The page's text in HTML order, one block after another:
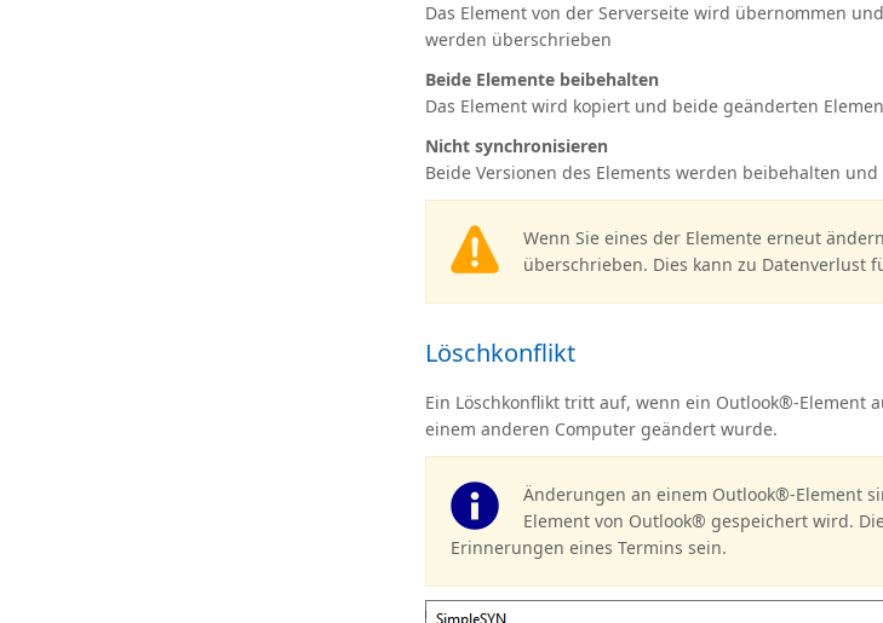
Das Element von der Serverseite wird übernommen
werden überschrieben
Beide Elemente beibehalten
Das Element wird kopiert und beide geänderten
Nicht synchronisieren
Beide Versionen des Elements werden beibehalten
Wenn Sie eines der Elemente erneut
überschrieben. Dies kann zu Datenverlust
Löschkonflikt
Ein Löschkonflikt tritt auf, wenn ein Outlook®-Element
einem anderen Computer geändert wurde.
Änderungen an einem Outlook®-Element
Element von Outlook® gespeichert wird.
Erinnerungen eines Termins sein.